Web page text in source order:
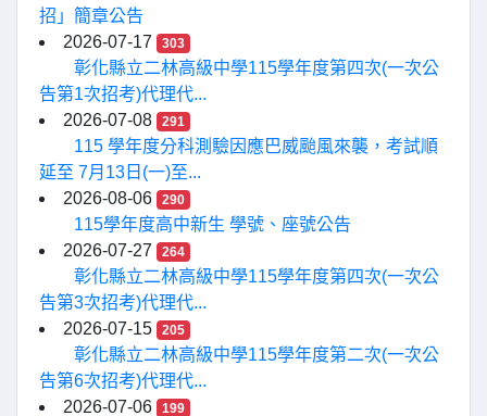
招」簡章公告
2026-07-17
303
彰化縣立二林高級中學115學年度第四次(一次公
告第1次招考)代理代...
2026-07-08
291
115 學年度分科測驗因應巴威颱風來襲，考試順
延至 7月13日(一)至...
2026-08-06
290
115學年度高中新生 學號、座號公告
2026-07-27
264
彰化縣立二林高級中學115學年度第四次(一次公
告第3次招考)代理代...
2026-07-15
205
彰化縣立二林高級中學115學年度第二次(一次公
告第6次招考)代理代...
2026-07-06
199